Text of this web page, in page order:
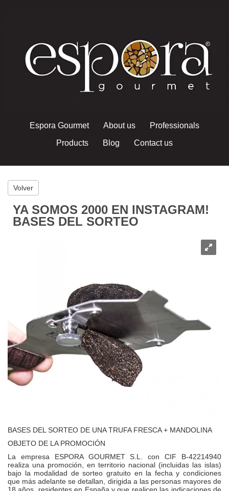
Espora Gourmet About us
Professionals
Products
Blog Contact us
Volver
YA SOMOS 2000 EN INSTAGRAM!
BASES DEL SORTEO
BASES DEL SORTEO DE UNA TRUFA FRESCA + MANDOLINA
OBJETO DE LA PROMOCIÓN
La empresa ESPORA GOURMET S.L. con CIF B-42214940
realiza una promoción, en territorio nacional (incluidas las islas)
bajo la modalidad de sorteo gratuito en la fecha y condiciones
que más adelante se detallan, dirigida a las personas mayores de
18 años, residentes en España y que realicen las indicaciones de